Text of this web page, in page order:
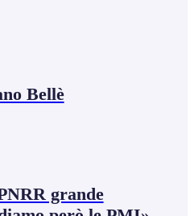
Bellè
grande